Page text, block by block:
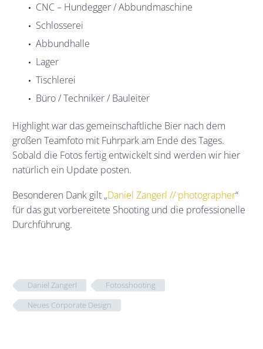
CNC – Hundegger / Abbundmaschine
Schlosserei
Abbundhalle
Lager
Tischlerei
Büro / Techniker / Bauleiter
Highlight war das gemeinschaftliche Bier nach dem
großen Teamfoto mit Fuhrpark am Ende des Tages.
Sobald die Fotos fertig entwickelt sind werden wir hier
natürlich ein Update posten.
Besonderen Dank gilt „Daniel Zangerl // photographer“
für das gut vorbereitete Shooting und die professionelle
Durchführung.
Daniel Zangerl
Fotosshooting
Neues Corporate Design